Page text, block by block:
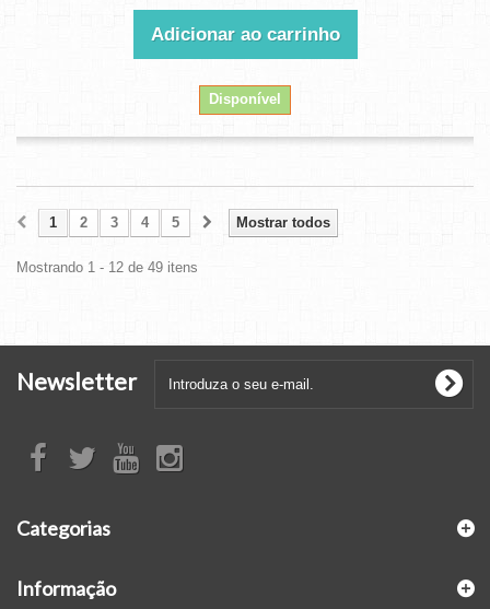
Adicionar ao carrinho
Disponível
Mostrar todos
1 2 3 4 5
Mostrando 1 - 12 de 49 itens
Newsletter
Categorias
Informação